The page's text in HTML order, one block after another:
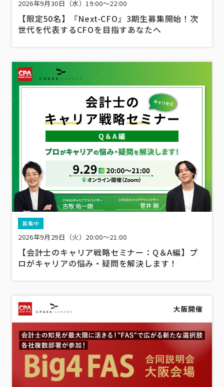
2026年9月30日（水）19:00～22:00
【限定50名】『Next-CFO』3期生募集開始！次
世代を代表するCFOを目指すあなたへ
募集中
2026年9月29日（火）20:00～21:00
【会計士のキャリア戦略セミナー：Q＆A編】プ
ロがキャリアの悩み・疑問を解決します！